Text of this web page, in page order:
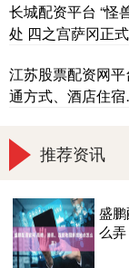
长城配资平台 “怪
处 四之宫萨冈正
江苏股票配资网
通方式、酒店住
推荐资讯
盛
么弄